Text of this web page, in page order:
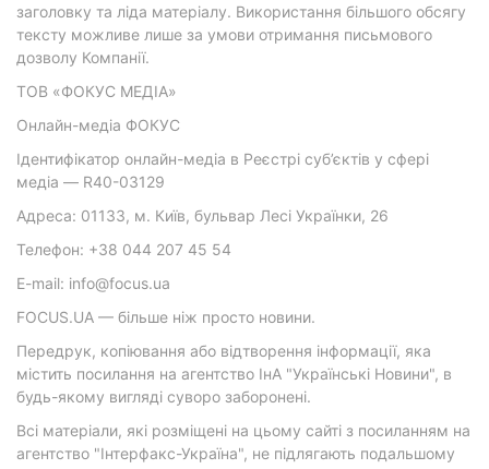
заголовку та ліда матеріалу. Використання більшого обсягу
тексту можливе лише за умови отримання письмового
дозволу Компанії.
ТОВ «ФОКУС МЕДІА»
Онлайн-медіа ФОКУС
Ідентифікатор онлайн-медіа в Реєстрі суб’єктів у сфері
медіа — R40-03129
Адреса: 01133, м. Київ, бульвар Лесі Українки, 26
Телефон: +38 044 207 45 54
E-mail: info@focus.ua
FOCUS.UA — більше ніж просто новини.
Передрук, копіювання або відтворення інформації, яка
містить посилання на агентство ІнА "Українські Новини", в
будь-якому вигляді суворо заборонені.
Всі матеріали, які розміщені на цьому сайті з посиланням на
агентство "Інтерфакс-Україна", не підлягають подальшому